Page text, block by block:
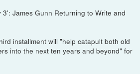
James Gunn Returning to Write and
installment will "help catapult both old
into the next ten years and beyond" for